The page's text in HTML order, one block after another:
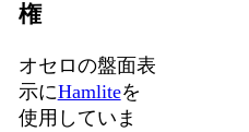
権
オセロの盤面表
示にHamliteを
使用していま